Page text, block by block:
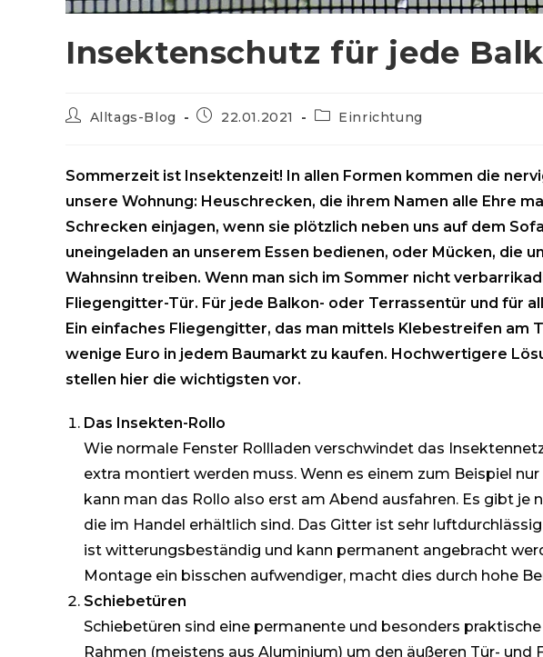
Insektenschutz für jede
Beitrags-
Alltags-Blog
Beitrag22.01.2021
Beitrags-
Einrichtung
Sommerzeit ist Insektenzeit! In allen Formen kommen die
unsere Wohnung: Heuschrecken, die ihrem Namen alle Ehre
Schrecken einjagen, wenn sie plötzlich neben uns auf dem
uneingeladen an unserem Essen bedienen, oder Mücken, die
Wahnsinn treiben. Wenn man sich im Sommer nicht
Fliegengitter-Tür. Für jede Balkon- oder Terrassentür und für
Ein einfaches Fliegengitter, das man mittels Klebestreifen am
wenige Euro in jedem Baumarkt zu kaufen. Hochwertigere
stellen hier die wichtigsten vor.
Das Insekten-Rollo
Wie normale Fenster Rollladen verschwindet das
extra montiert werden muss. Wenn es einem zum Beispiel
kann man das Rollo also erst am Abend ausfahren. Es gibt je
die im Handel erhältlich sind. Das Gitter ist sehr
ist witterungsbeständig und kann permanent angebracht
Montage ein bisschen aufwendiger, macht dies durch hohe
Schiebetüren
Schiebetüren sind eine permanente und besonders
Rahmen (meistens aus Aluminium) um den äußeren Tür-